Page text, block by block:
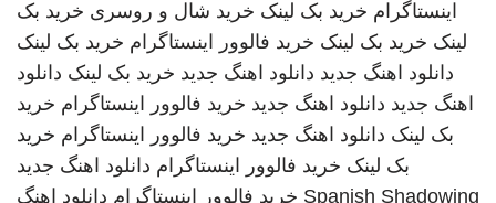
اینستاگرام خرید بک لینک خرید شال و روسری خرید بک
لینک خرید بک لینک خرید فالوور اینستاگرام خرید بک لینک
دانلود اهنگ جدید دانلود اهنگ جدید خرید بک لینک دانلود
اهنگ جدید دانلود اهنگ جدید خرید فالوور اینستاگرام خرید
بک لینک دانلود اهنگ جدید خرید فالوور اینستاگرام خرید
بک لینک خرید فالوور اینستاگرام دانلود اهنگ جدید
Spanish Shadowing خرید فالوور اینستاگرام دانلود اهنگ